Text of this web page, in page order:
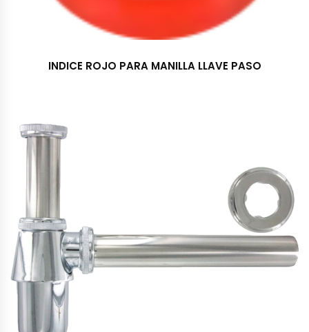
INDICE ROJO PARA MANILLA LLAVE PASO